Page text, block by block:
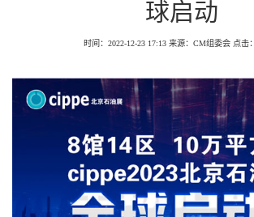
球启动
时间：2022-12-23 17:13 来源：CM组委会 点击：